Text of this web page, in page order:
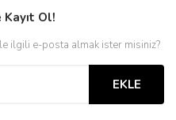
Ol!
ilgili e-posta almak ister misiniz?
EKLE